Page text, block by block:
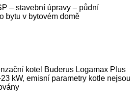
– stavební úpravy – půdní
bytu v bytovém domě
kotel Buderus Logamax Plus
kW, emisní parametry kotle nejsou